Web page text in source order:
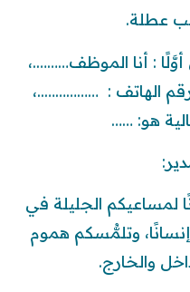
عطلة.
: أنا الموظف……….،
الهاتف : ……………..،
هو: ……
لمساعيكم الجليلة في
وتلمُّسكم هموم
والخارج.